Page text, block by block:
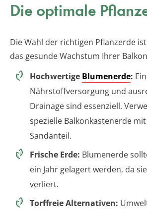
Die optimale
Die Wahl der richtigen Pflanzerde
das gesunde Wachstum Ihrer
Hochwertige Blumenerde:
Nährstoffversorgung und
Drainage sind essenziell.
spezielle Balkonkastenerde
Sandanteil.
Frische Erde: Blumenerde
ein Jahr gelagert werden, da
verliert.
Torffreie Alternativen: